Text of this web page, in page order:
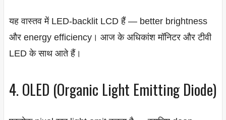
यह वास्तव में LED-backlit LCD हैं — better brightness
और energy efficiency। आज के अधिकांश मॉनिटर और टीवी
LED के साथ आते हैं।
4. OLED (Organic Light Emitting Diode)